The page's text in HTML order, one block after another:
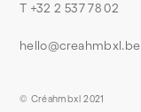
T +32 2 537 78 02
hello@creahmbxl.be
© Créahmbxl 2021